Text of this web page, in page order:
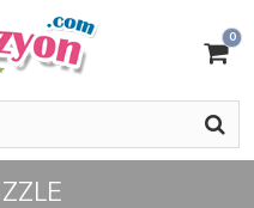
0